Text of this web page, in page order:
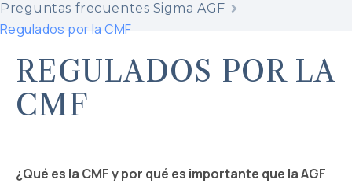
Preguntas frecuentes Sigma AGF
Regulados por la CMF
REGULADOS POR LA
CMF
¿Qué es la CMF y por qué es importante que la AGF